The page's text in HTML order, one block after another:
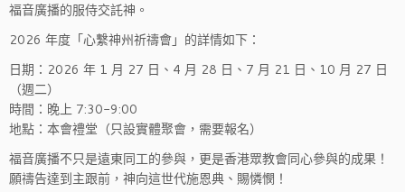
福音廣播的服侍交託神。
2026 年度「心繫神州祈禱會」的詳情如下：
日期：2026 年 1 月 27 日、4 月 28 日、7 月 21 日、10 月 27 日
（週二）
時間：晚上 7:30-9:00
地點：本會禮堂（只設實體聚會，需要報名）
福音廣播不只是遠東同工的參與，更是香港眾教會同心參與的成果！
願禱告達到主跟前，神向這世代施恩典、賜憐憫！